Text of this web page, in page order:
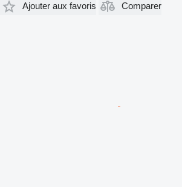
Ajouter aux favoris
Comparer